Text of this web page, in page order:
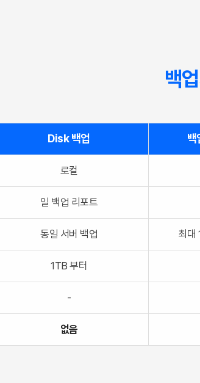
백
Disk 백업 백
로컬
일 백업 리포트
동일 서버 백업 최대
1TB 부터
-
없음